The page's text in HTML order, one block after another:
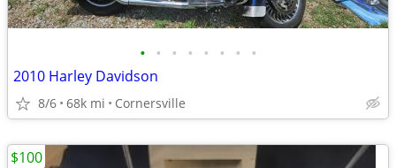
• • • • • • • •
2010 Harley Davidson
8/6 68k mi Cornersville
$100